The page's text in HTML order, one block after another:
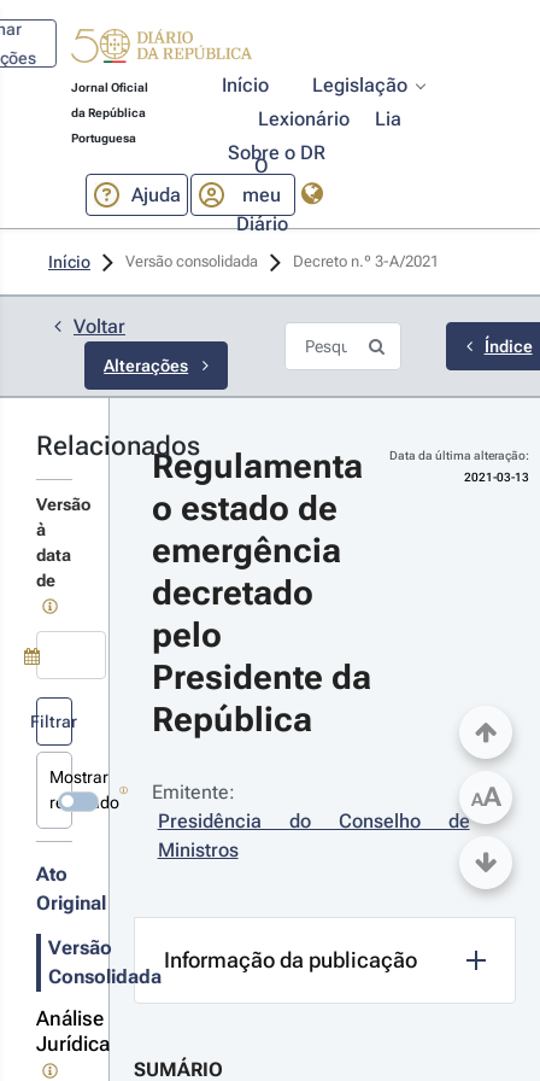
Jornal Oficial
da República
Portuguesa
Início
Legislação
Lexionário
Lia
Sobre o DR
Ajuda
O
meu
Diário
Início Versão consolidada Decreto n.º 3-A/2021
Voltar
Alterações
4/2021
02-
Índice
Relacionados
Versão
à
data
de
Use a tecla de seta para baixo para abrir o calendário; Use as
Filtrar
Mostrar
revogado
Ato
Original
Versão
Consolidada
Análise
Jurídica
Regulamenta
o estado de
emergência
decretado
pelo
Presidente da
República
Data da última alteração:
2021-03-13
Emitente:
Presidência do Conselho de
Ministros
Informação da publicação
SUMÁRIO
AA